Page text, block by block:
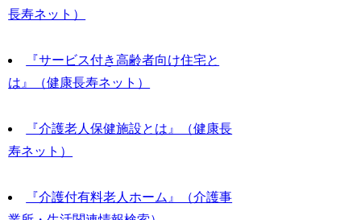
長寿ネット）
『サービス付き高齢者向け住宅と
は』（健康長寿ネット）
『介護老人保健施設とは』（健康長
寿ネット）
『介護付有料老人ホーム』（介護事